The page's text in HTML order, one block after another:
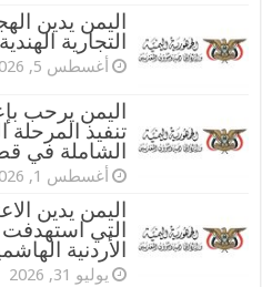
اليمن يدين
التجارية الهندية
أغسطس 5, 2026
اليمن يرحب
تنفيذ المرحلة
الشاملة في
أغسطس 1, 2026
اليمن يدين
التي استهدفت
الأردنية
يوليو 31, 2026